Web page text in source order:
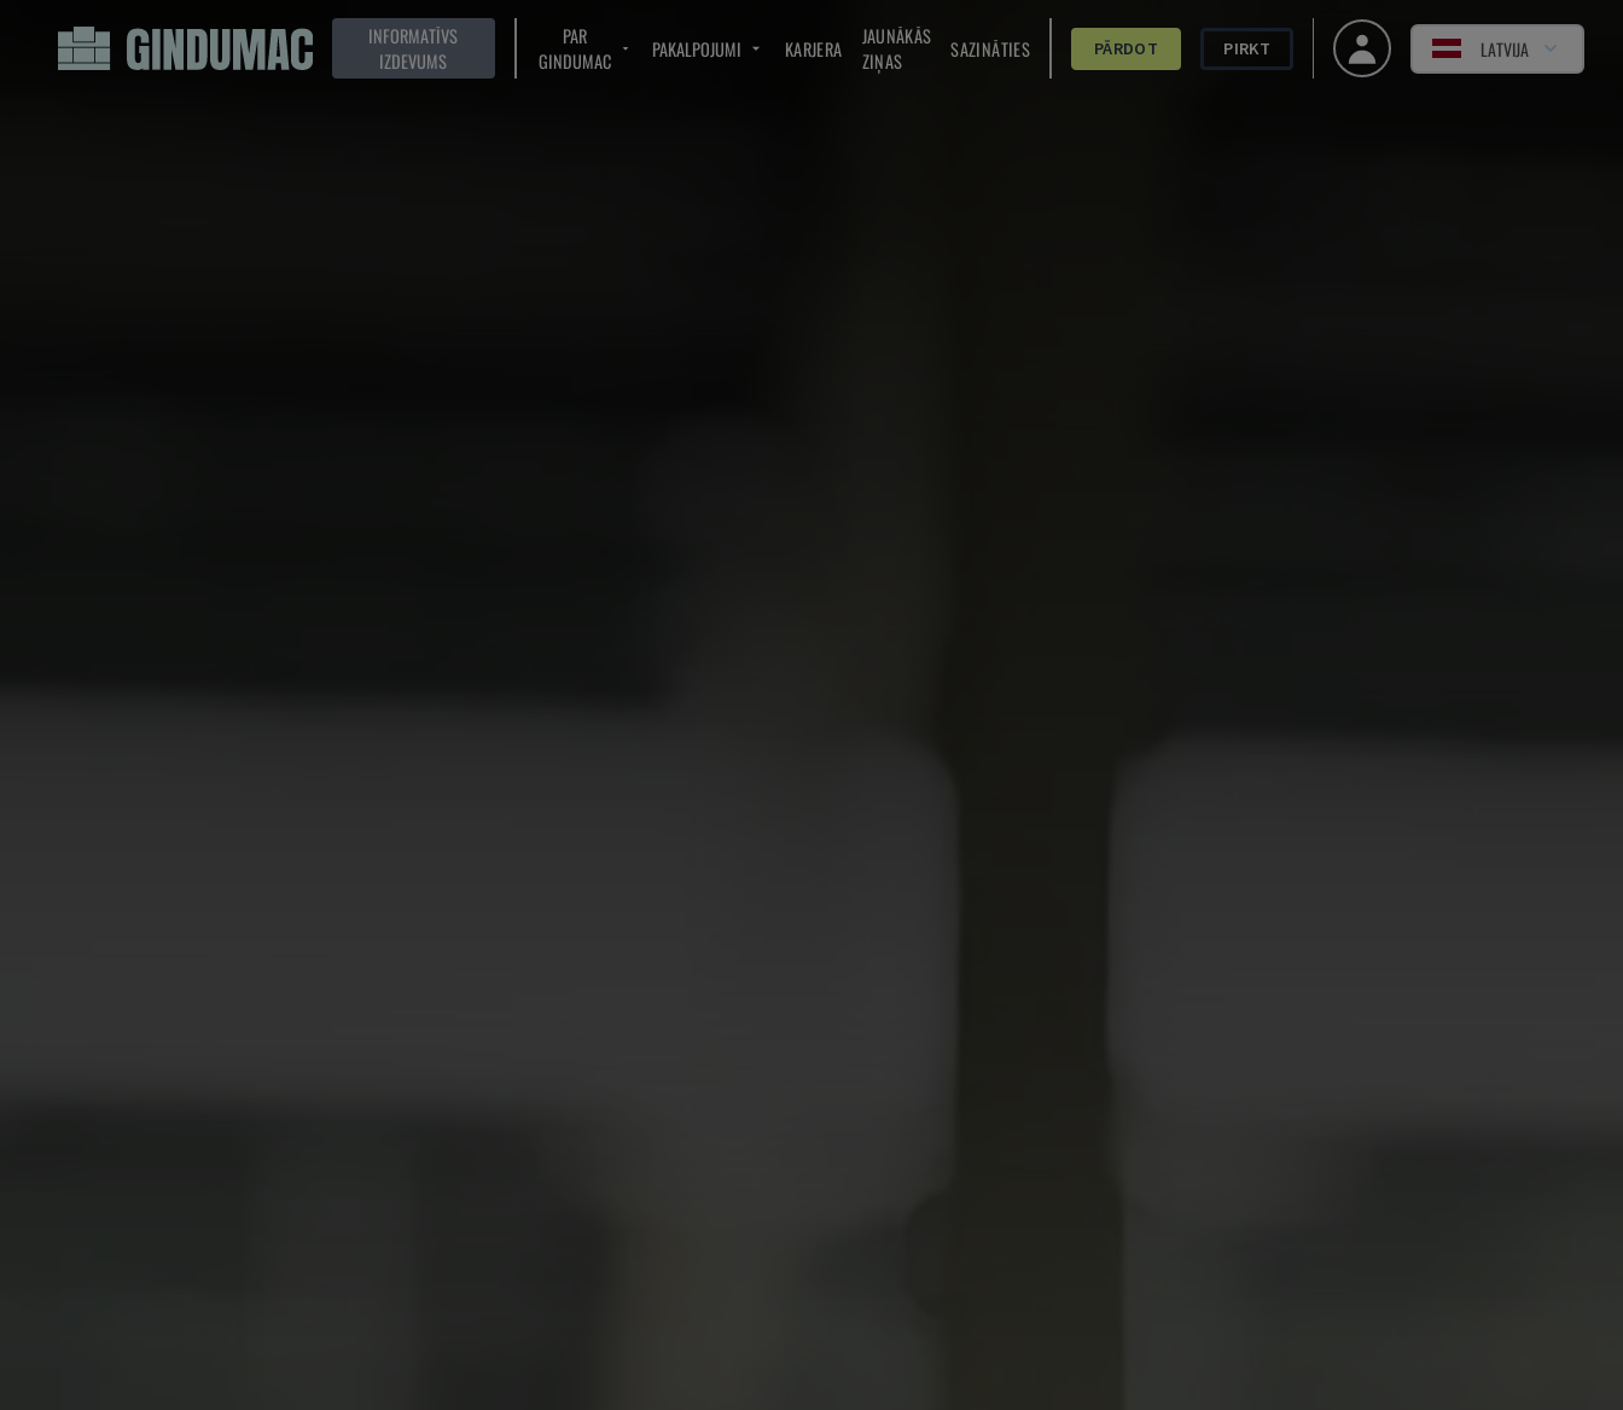
INFORMATĪVS
IZDEVUMS
PAR
GINDUMAC
PAKALPOJUMI KARJERA
JAUNĀKĀS
ZIŅAS
SAZINĀTIES PĀRDOT PIRKT LATVIJA